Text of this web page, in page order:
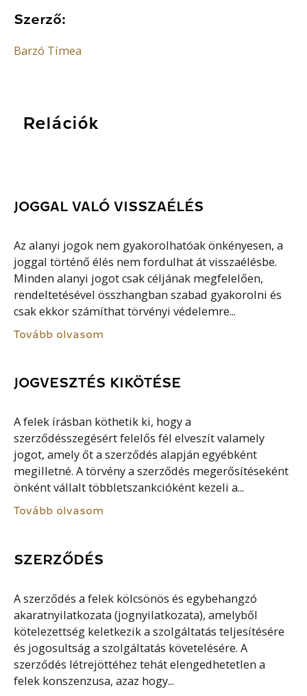
Szerző:
Barzó Tímea
Relációk
JOGGAL VALÓ VISSZAÉLÉS
Az alanyi jogok nem gyakorolhatóak önkényesen, a
joggal történő élés nem fordulhat át visszaélésbe.
Minden alanyi jogot csak céljának megfelelően,
rendeltetésével összhangban szabad gyakorolni és
csak ekkor számíthat törvényi védelemre...
Tovább olvasom
JOGVESZTÉS KIKÖTÉSE
A felek írásban köthetik ki, hogy a
szerződésszegésért felelős fél elveszít valamely
jogot, amely őt a szerződés alapján egyébként
megilletné. A törvény a szerződés megerősítéseként
önként vállalt többletszankcióként kezeli a...
Tovább olvasom
SZERZŐDÉS
A szerződés a felek kölcsönös és egybehangzó
akaratnyilatkozata (jognyilatkozata), amelyből
kötelezettség keletkezik a szolgáltatás teljesítésére
és jogosultság a szolgáltatás követelésére. A
szerződés létrejöttéhez tehát elengedhetetlen a
felek konszenzusa, azaz hogy...